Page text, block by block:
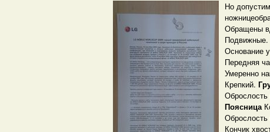
Но
Обращены
Подвижные.
Основание
Передняя
Умеренно
Крепкий.
Оброслость
Поясница
Кончик